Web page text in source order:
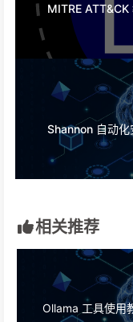
相关推荐
Ollama 工具使用